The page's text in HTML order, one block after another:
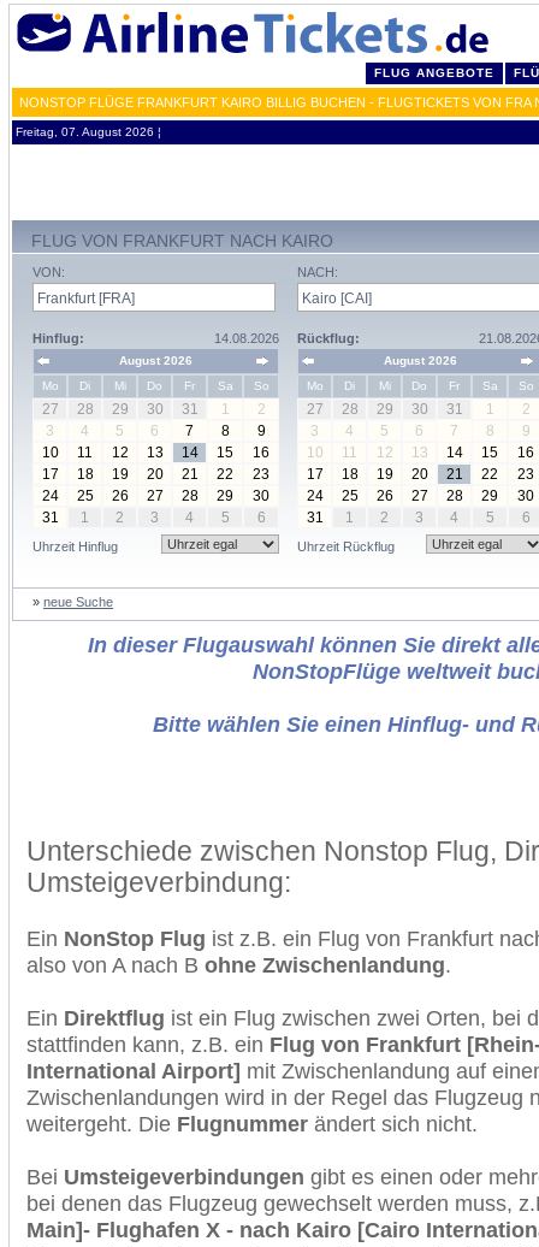
FLUG ANGEBOTE
NONSTOP FLÜGE FRANKFURT KAIRO BILLIG BUCHEN - FLUGTICKETS VON FRA
Freitag, 07. August 2026 ¦
FLUG VON FRANKFURT NACH KAIRO
VON:
Hinflug: 14.08.2026
August 2026
Mo
Di Mi Do Fr Sa So
27 28 29 30 31 1
2
3
4 5 6 7 8
9
10
11 12 13 14 15
16
17
18 19 20 21 22
23
24
25 26 27 28 29
30
31
1 2 3 4 5 6
Uhrzeit Hinflug
NACH:
Rückflug:
August 2026
Mo
Di Mi Do Fr Sa So
27 28 29 30 31 1
2
3
4 5 6 7 8
9
10
11 12 13 14 15
16
17
18 19 20 21 22
23
24
25 26 27 28 29
30
31
1 2 3 4 5 6
Uhrzeit Rückflug
» neue Suche
In dieser Flugauswahl können Sie direkt
NonStopFlüge weltweit
Bitte wählen Sie einen Hinflug- und
Unterschiede zwischen Nonstop Flug,
Umsteigeverbindung:
Ein NonStop Flug ist z.B. ein Flug von Frankfurt
also von A nach B ohne Zwischenlandung.
Ein Direktflug ist ein Flug zwischen zwei Orten, bei
stattfinden kann, z.B. ein Flug von Frankfurt
International Airport] mit Zwischenlandung auf
Zwischenlandungen wird in der Regel das Flugzeug
weitergeht. Die Flugnummer ändert sich nicht.
Bei Umsteigeverbindungen gibt es einen oder
bei denen das Flugzeug gewechselt werden muss,
Main]- Flughafen X - nach Kairo [Cairo